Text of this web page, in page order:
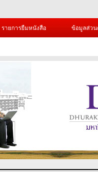
รายการยืมหนังสือ ข้อมูลส่ว